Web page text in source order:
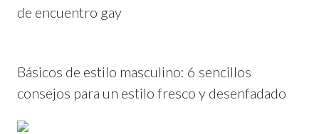
de encuentro gay
Básicos de estilo masculino: 6 sencillos
consejos para un estilo fresco y desenfadado